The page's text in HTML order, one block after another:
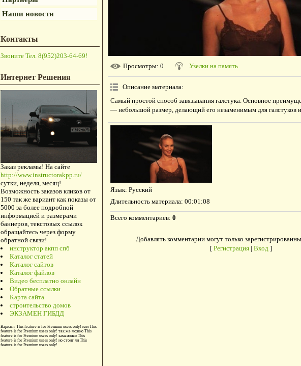
Наши новости
Контакты
Звоните Тел. 8(952)203-64-69!
Интернет Решения
Заказ рекламы! На сайте
http://www.instructorakpp.ru/
сутки, неделя, месяц!
Возможность заказов кликов от
150 так же вариант как показы от
5000 за более подробной
информацией и размерами
баннеров, текстовых ссылок
обращайтесь через форму
обратной связи!
инструктор акпп спб
Каталог статей
Каталог сайтов
Каталог файлов
Видео бесплатно онлайн
Обратные ссылки
Карта сайта
строительство домов
ЭКЗАМЕН ГИБДД
Вариант This feature is for Premium users only! или This
feature is for Premium users only! так же можно This
feature is for Premium users only! заманчиво This
feature is for Premium users only! но стоит ли This
feature is for Premium users only!
Просмотры: 0 Узелки на память
Описание материала:
Самый простой способ завязывания галстука. Основное
— небольшой размер, делающий его незаменимым для галстуков
Язык: Русский
Длительность материала: 00:01:08
Всего комментариев: 0
Добавлять комментарии могут только
[ Регистрация| Вход ]